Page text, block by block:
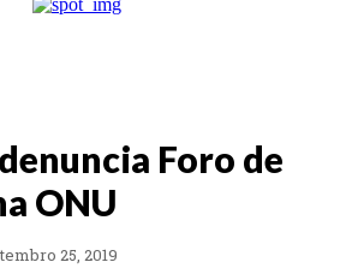
Foro de
ONU
25, 2019